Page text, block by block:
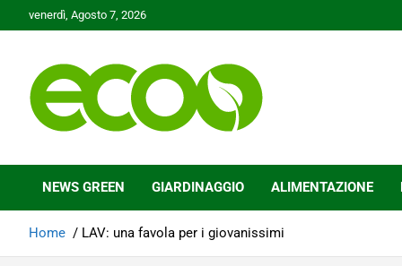
to
venerdì, Agosto 7, 2026
Ecoo.it
NEWS GREEN GIARDINAGGIO ALIMENTAZIONE
Home LAV: una favola per i giovanissimi